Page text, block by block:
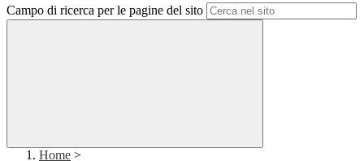
Campo di ricerca per le pagine del sito
Home >